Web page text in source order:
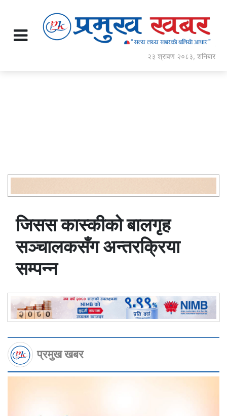
२३ श्रावण २०८३, शनिबार
जिसस कास्कीको बालगृह
सञ्चालकसँग अन्तरक्रिया
सम्पन्न
प्रमुख खबर